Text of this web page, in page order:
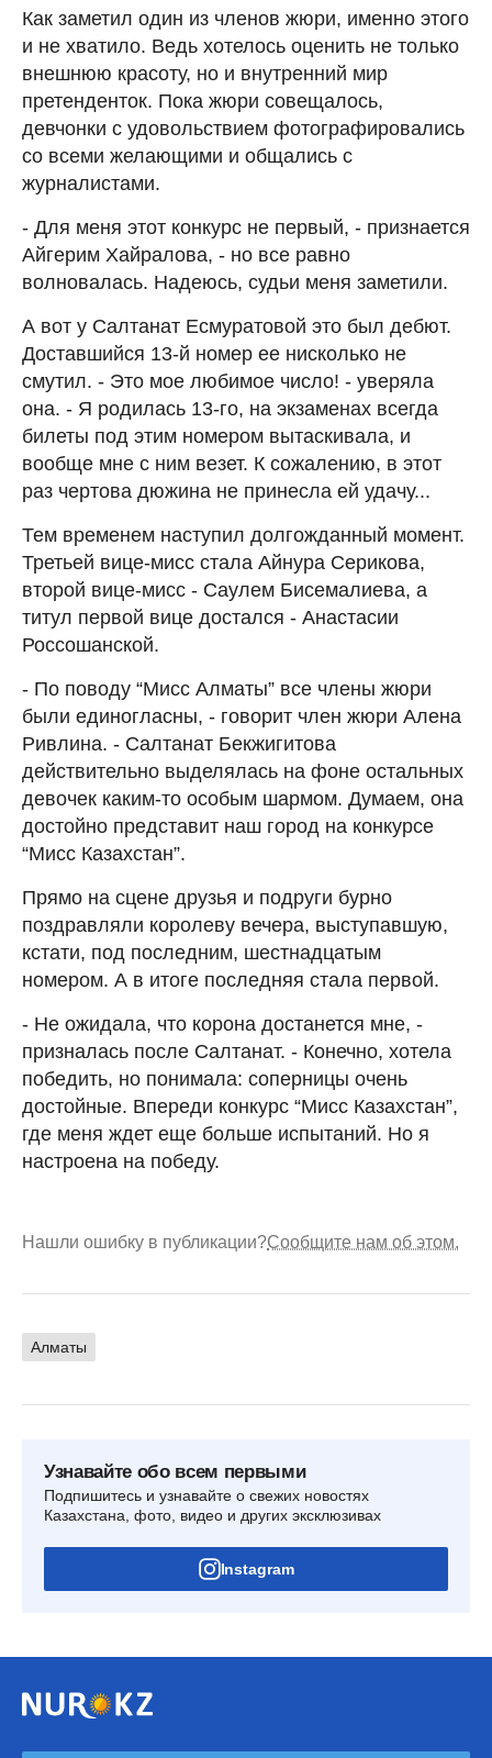
Как заметил один из членов жюри, именно этого
и не хватило. Ведь хотелось оценить не только
внешнюю красоту, но и внутренний мир
претенденток. Пока жюри совещалось,
девчонки с удовольствием фотографировались
со всеми желающими и общались с
журналистами.
- Для меня этот конкурс не первый, - признается
Айгерим Хайралова, - но все равно
волновалась. Надеюсь, судьи меня заметили.
А вот у Салтанат Есмуратовой это был дебют.
Доставшийся 13-й номер ее нисколько не
смутил. - Это мое любимое число! - уверяла
она. - Я родилась 13-го, на экзаменах всегда
билеты под этим номером вытаскивала, и
вообще мне с ним везет. К сожалению, в этот
раз чертова дюжина не принесла ей удачу...
Тем временем наступил долгожданный момент.
Третьей вице-мисс стала Айнура Серикова,
второй вице-мисс - Саулем Бисемалиева, а
титул первой вице достался - Анастасии
Россошанской.
- По поводу “Мисс Алматы” все члены жюри
были единогласны, - говорит член жюри Алена
Ривлина. - Салтанат Бекжигитова
действительно выделялась на фоне остальных
девочек каким-то особым шармом. Думаем, она
достойно представит наш город на конкурсе
“Мисс Казахстан”.
Прямо на сцене друзья и подруги бурно
поздравляли королеву вечера, выступавшую,
кстати, под последним, шестнадцатым
номером. А в итоге последняя стала первой.
- Не ожидала, что корона достанется мне, -
призналась после Салтанат. - Конечно, хотела
победить, но понимала: соперницы очень
достойные. Впереди конкурс “Мисс Казахстан”,
где меня ждет еще больше испытаний. Но я
настроена на победу.
Нашли ошибку в публикации?Сообщите нам об этом.
Алматы
Узнавайте обо всем первыми
Подпишитесь и узнавайте о свежих новостях
Казахстана, фото, видео и других эксклюзивах
Instagram